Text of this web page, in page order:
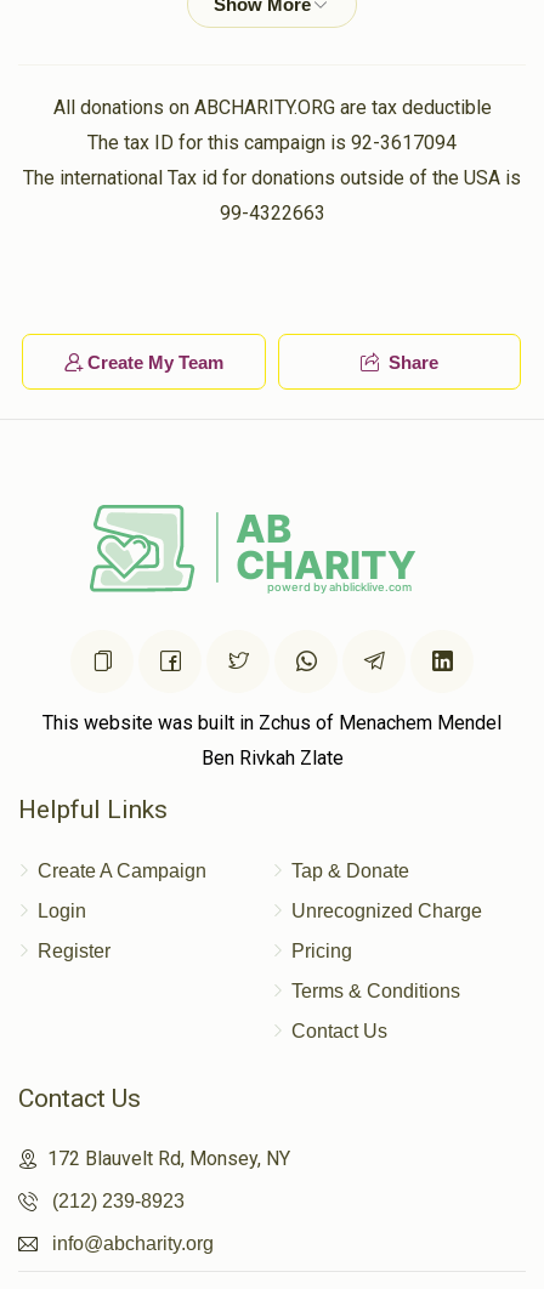
הערשי בערקאוויטששמעון שווארץ
1 year ago $50.00
שמעון שווארץ
מנחם מענדל וואלטער
1 year ago $36.00
All donations on ABCHARITY.ORG are tax deductible
The tax ID for this campaign is 92-3617094
The international Tax id for donations outside of the USA is
99-4322663
Create My Team Share
This website was built in Zchus of Menachem Mendel
Ben Rivkah Zlate
Helpful Links
Create A Campaign
Login
Register
Tap & Donate
Unrecognized Charge
Pricing
Terms & Conditions
Contact Us
Contact Us
172 Blauvelt Rd, Monsey, NY
(212) 239-8923
info@abcharity.org